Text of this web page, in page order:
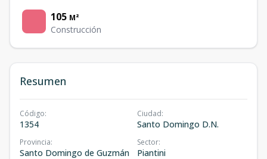
105 M²
Construcción
Resumen
Código:
1354
Ciudad:
Santo Domingo D.N.
Provincia:
Santo Domingo de Guzmán
Sector:
Piantini